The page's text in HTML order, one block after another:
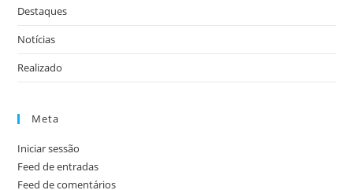
Destaques
Notícias
Realizado
Meta
Iniciar sessão
Feed de entradas
Feed de comentários